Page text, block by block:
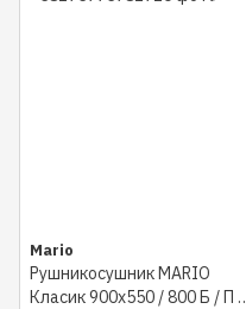
Mario
Рушникосушник MARIO
Класик 900х550 / 800 Б / П 1